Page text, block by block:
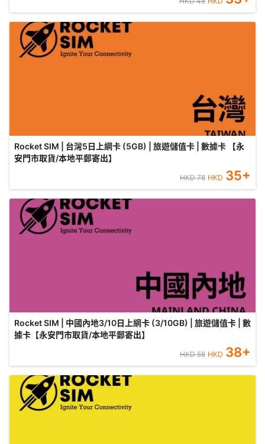
Rocket SIM | 台灣5日上網卡 (5GB) | 旅遊儲值卡 | 數據卡 【永
安門市取貨/本地平郵寄出】
HKD78 HKD 35+
Rocket SIM | 中國內地3/10日上網卡 (3/10GB) | 旅遊儲值卡 | 數
據卡【永安門市取貨/本地平郵寄出】
HKD58 HKD 38+